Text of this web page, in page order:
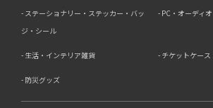
ステーショナリー・ステッカー・バッ
ジ・シール
PC・オーディ
生活・インテリア雑貨 チケットケー
防災グッズ